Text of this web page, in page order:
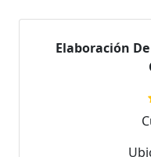
Elaboración